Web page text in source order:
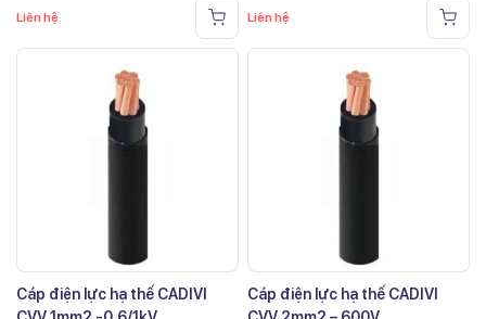
Liên hệ Liên hệ
Cáp điện lực hạ thế CADIVI
Cáp điện lực hạ thế CADIVI